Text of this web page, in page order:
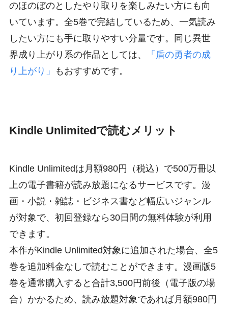
のほのぼのとしたやり取りを楽しみたい方にも向
いています。全5巻で完結しているため、一気読み
したい方にも手に取りやすい分量です。同じ異世
界成り上がり系の作品としては、
「盾の勇者の成
り上がり」
もおすすめです。
Kindle Unlimitedで読むメリット
Kindle Unlimitedは月額980円（税込）で500万冊以
上の電子書籍が読み放題になるサービスです。漫
画・小説・雑誌・ビジネス書など幅広いジャンル
が対象で、初回登録なら30日間の無料体験が利用
できます。
本作がKindle Unlimited対象に追加された場合、全5
巻を追加料金なしで読むことができます。漫画版5
巻を通常購入すると合計3,500円前後（電子版の場
合）かかるため、読み放題対象であれば月額980円